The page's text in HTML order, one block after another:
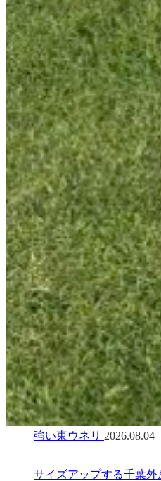
強い東ウネリ 2026.08.04
サイズアップする千葉外